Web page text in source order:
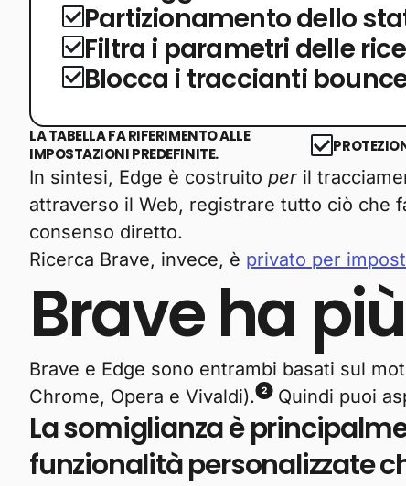
Partizionamento dello
Filtra i parametri delle
Blocca i traccianti
LA TABELLA FA RIFERIMENTO ALLE
IMPOSTAZIONI PREDEFINITE.
In sintesi, Edge è costruito per il
attraverso il Web, registrare tutto ciò che
consenso diretto.
Ricerca Brave, invece, è privato per
Brave ha
Brave e Edge sono entrambi basati sul
Chrome, Opera e Vivaldi).
2 Quindi puoi
La somiglianza è
funzionalità personalizzate